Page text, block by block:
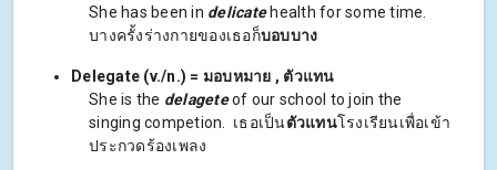
She has been in delicatehealth for some time.
บางครั้งร่างกายของเธอก็บอบบาง
Delegate (v./n.) = มอบหมาย , ตัวแทน
She is the delageteof our school to join the
singing competion. เธอเป็นตัวแทนโรงเรียนเพื่อเข้า
ประกวดร้องเพลง